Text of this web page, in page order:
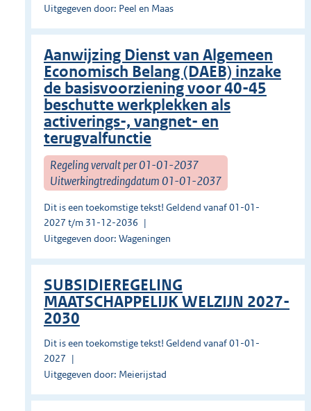
Uitgegeven door: Peel en Maas
Aanwijzing Dienst van Algemeen
Economisch Belang (DAEB) inzake
de basisvoorziening voor 40-45
beschutte werkplekken als
activerings-, vangnet- en
terugvalfunctie
Regeling vervalt per 01-01-2037
Uitwerkingtredingdatum 01-01-2037
Dit is een toekomstige tekst! Geldend vanaf 01-01-
2027 t/m 31-12-2036
Uitgegeven door: Wageningen
SUBSIDIEREGELING
MAATSCHAPPELIJK WELZIJN 2027-
2030
Dit is een toekomstige tekst! Geldend vanaf 01-01-
2027
Uitgegeven door: Meierijstad